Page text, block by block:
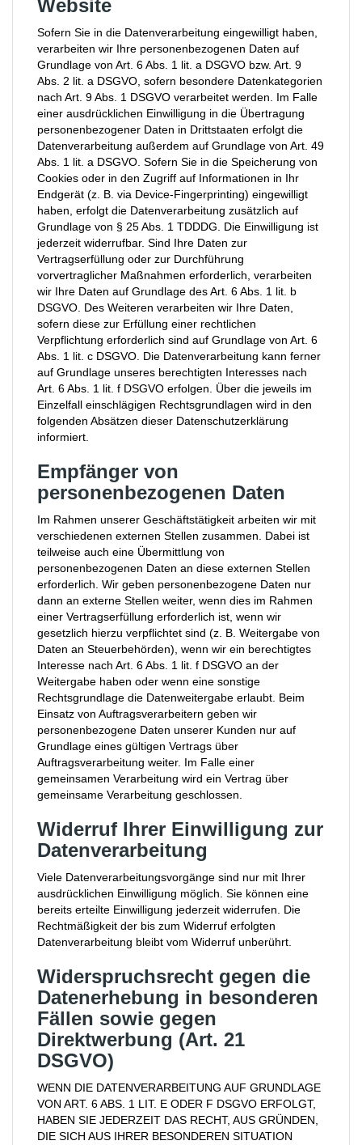
Website
Sofern Sie in die Datenverarbeitung eingewilligt haben,
verarbeiten wir Ihre personenbezogenen Daten auf
Grundlage von Art. 6 Abs. 1 lit. a DSGVO bzw. Art. 9
Abs. 2 lit. a DSGVO, sofern besondere Datenkategorien
nach Art. 9 Abs. 1 DSGVO verarbeitet werden. Im Falle
einer ausdrücklichen Einwilligung in die Übertragung
personenbezogener Daten in Drittstaaten erfolgt die
Datenverarbeitung außerdem auf Grundlage von Art. 49
Abs. 1 lit. a DSGVO. Sofern Sie in die Speicherung von
Cookies oder in den Zugriff auf Informationen in Ihr
Endgerät (z. B. via Device-Fingerprinting) eingewilligt
haben, erfolgt die Datenverarbeitung zusätzlich auf
Grundlage von § 25 Abs. 1 TDDDG. Die Einwilligung ist
jederzeit widerrufbar. Sind Ihre Daten zur
Vertragserfüllung oder zur Durchführung
vorvertraglicher Maßnahmen erforderlich, verarbeiten
wir Ihre Daten auf Grundlage des Art. 6 Abs. 1 lit. b
DSGVO. Des Weiteren verarbeiten wir Ihre Daten,
sofern diese zur Erfüllung einer rechtlichen
Verpflichtung erforderlich sind auf Grundlage von Art. 6
Abs. 1 lit. c DSGVO. Die Datenverarbeitung kann ferner
auf Grundlage unseres berechtigten Interesses nach
Art. 6 Abs. 1 lit. f DSGVO erfolgen. Über die jeweils im
Einzelfall einschlägigen Rechtsgrundlagen wird in den
folgenden Absätzen dieser Datenschutzerklärung
informiert.
Empfänger von
personenbezogenen Daten
Im Rahmen unserer Geschäftstätigkeit arbeiten wir mit
verschiedenen externen Stellen zusammen. Dabei ist
teilweise auch eine Übermittlung von
personenbezogenen Daten an diese externen Stellen
erforderlich. Wir geben personenbezogene Daten nur
dann an externe Stellen weiter, wenn dies im Rahmen
einer Vertragserfüllung erforderlich ist, wenn wir
gesetzlich hierzu verpflichtet sind (z. B. Weitergabe von
Daten an Steuerbehörden), wenn wir ein berechtigtes
Interesse nach Art. 6 Abs. 1 lit. f DSGVO an der
Weitergabe haben oder wenn eine sonstige
Rechtsgrundlage die Datenweitergabe erlaubt. Beim
Einsatz von Auftragsverarbeitern geben wir
personenbezogene Daten unserer Kunden nur auf
Grundlage eines gültigen Vertrags über
Auftragsverarbeitung weiter. Im Falle einer
gemeinsamen Verarbeitung wird ein Vertrag über
gemeinsame Verarbeitung geschlossen.
Widerruf Ihrer Einwilligung zur
Datenverarbeitung
Viele Datenverarbeitungsvorgänge sind nur mit Ihrer
ausdrücklichen Einwilligung möglich. Sie können eine
bereits erteilte Einwilligung jederzeit widerrufen. Die
Rechtmäßigkeit der bis zum Widerruf erfolgten
Datenverarbeitung bleibt vom Widerruf unberührt.
Widerspruchsrecht gegen die
Datenerhebung in besonderen
Fällen sowie gegen
Direktwerbung (Art. 21
DSGVO)
WENN DIE DATENVERARBEITUNG AUF GRUNDLAGE
VON ART. 6 ABS. 1 LIT. E ODER F DSGVO ERFOLGT,
HABEN SIE JEDERZEIT DAS RECHT, AUS GRÜNDEN,
DIE SICH AUS IHRER BESONDEREN SITUATION